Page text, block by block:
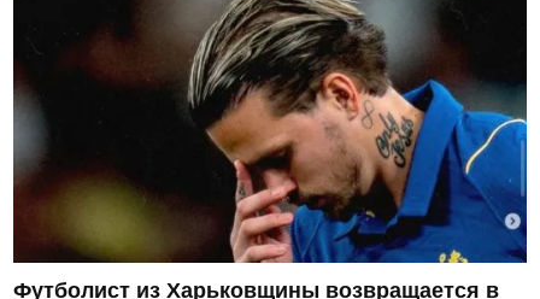
Футболист из Харьковщины возвращается в